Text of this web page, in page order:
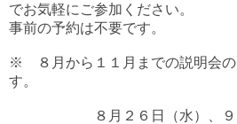
でお気軽にご参加ください。
事前の予約は不要です。
※ ８月から１１月までの説明会の
す。
８月２６日（水）、９月